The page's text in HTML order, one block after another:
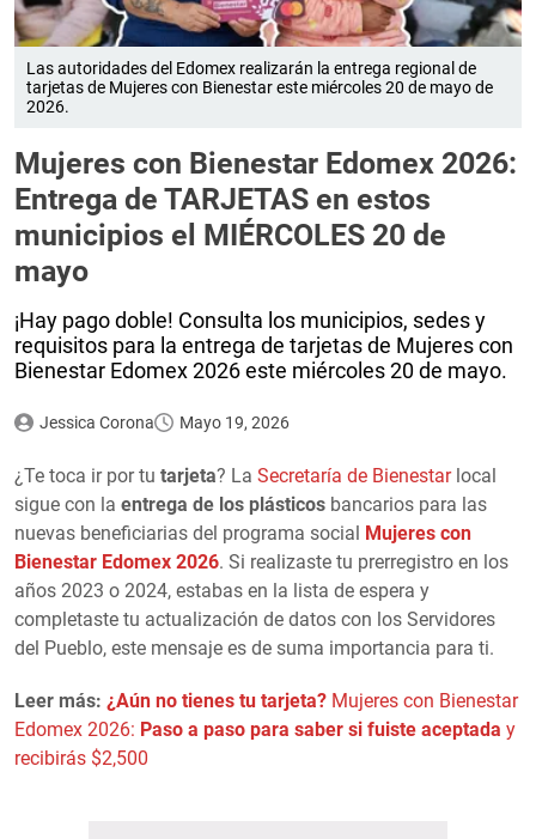
Las autoridades del Edomex realizarán la entrega regional de
tarjetas de Mujeres con Bienestar este miércoles 20 de mayo de
2026.
Mujeres con Bienestar Edomex 2026:
Entrega de TARJETAS en estos
municipios el MIÉRCOLES 20 de
mayo
¡Hay pago doble! Consulta los municipios, sedes y
requisitos para la entrega de tarjetas de Mujeres con
Bienestar Edomex 2026 este miércoles 20 de mayo.
Jessica Corona Mayo 19, 2026
¿Te toca ir por tu tarjeta? La Secretaría de Bienestarlocal
sigue con la entrega de los plásticos bancarios para las
nuevas beneficiarias del programa social Mujeres con
Bienestar Edomex 2026. Si realizaste tu prerregistro en los
años 2023 o 2024, estabas en la lista de espera y
completaste tu actualización de datos con los Servidores
del Pueblo, este mensaje es de suma importancia para ti.
Leer más: ¿Aún no tienes tu tarjeta? Mujeres con Bienestar
Edomex 2026: Paso a paso para saber si fuiste aceptada y
recibirás $2,500